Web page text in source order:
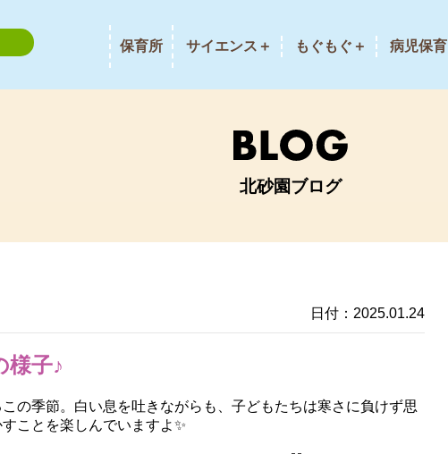
保育所 サイエンス＋ もぐもぐ＋ 病児保育
北砂園ブログ
日付：2025.01.24
様子♪
の季節。白い息を吐きながらも、子どもたちは寒さに負けず思
ことを楽しんでいますよ✨